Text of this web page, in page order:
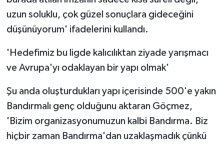
uzun soluklu, çok güzel sonuçlara gideceğini
düşünüyorum' ifadelerini kullandı.
'Hedefimiz bu ligde kalıcılıktan ziyade yarışmacı
ve Avrupa'yı odaklayan bir yapı olmak'
Şu anda oluşturdukları yapı içerisinde 500'e yakın
Bandırmalı genç olduğunu aktaran Göçmez,
'Bizim organizasyonumuzun kalbi Bandırma. Biz
hiçbir zaman Bandırma'dan uzaklaşmadık çünkü